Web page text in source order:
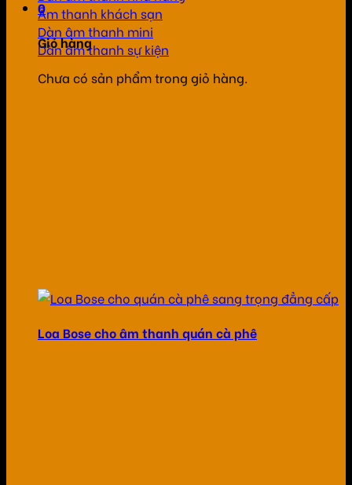
0
Giỏ hàng
Chưa có sản phẩm trong giỏ hàng.
Âm thanh khách sạn
Dàn âm thanh mini
Dàn âm thanh sự kiện
Loa Bose cho âm thanh quán cà phê